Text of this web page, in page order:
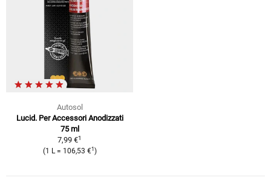
Autosol
Lucid. Per Accessori Anodizzati
75 ml
7,99 €1
(1 L = 106,53 €1 )